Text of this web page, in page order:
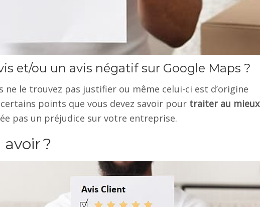
et/ou un avis négatif sur Google Maps ?
ne le trouvez pas justifier ou même celui-ci est d’origine
points que vous devez savoir pour traiter au mieux
pas un préjudice sur votre entreprise.
?